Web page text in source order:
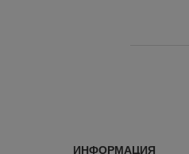
ИНФОРМАЦИЯ